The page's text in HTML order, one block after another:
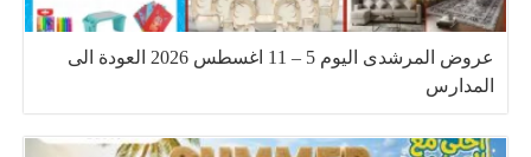
عروض المرشدى اليوم 5 – 11 اغسطس 2026 العودة الى
المدارس